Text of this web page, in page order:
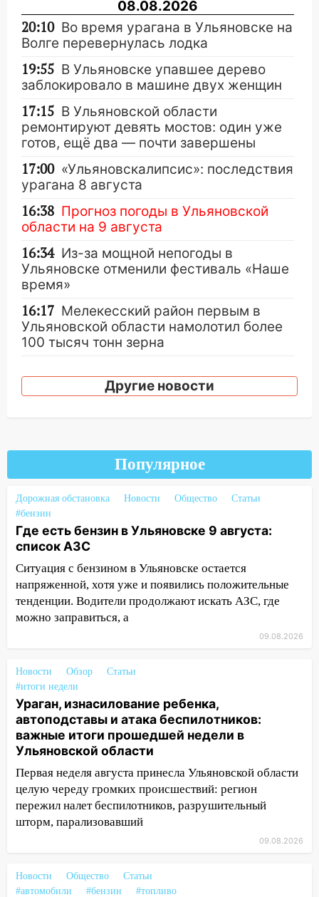
08.08.2026
20:10 Во время урагана в Ульяновске на
Волге перевернулась лодка
19:55 В Ульяновске упавшее дерево
заблокировало в машине двух женщин
17:15 В Ульяновской области
ремонтируют девять мостов: один уже
готов, ещё два — почти завершены
17:00 «Ульяновскалипсис»: последствия
урагана 8 августа
16:38 Прогноз погоды в Ульяновской
области на 9 августа
16:34 Из-за мощной непогоды в
Ульяновске отменили фестиваль «Наше
время»
16:17 Мелекесский район первым в
Ульяновской области намолотил более
100 тысяч тонн зерна
Ульяновской области подали более 10
тысяч заявлений
затопленные улицы
14:28 Ураган вырвал остановку на улице
Деева в Заволжье
14:26 Жители Ульяновска сами
пытаются расчистить ливнёвки, не
14:16 Шторм продолжает ломать город:
на улице Любови Шевцовой рухнул
светофор
Студента из Ульяновска обманули
14:12 Куда жаловаться ульяновцам на
упавшее дерево или затопленную улицу
после непогоды
13:59 В Новом городе ураганным
ветром сорвало опалубку со
строящегося дома
13:54
В мэрии Ульяновска рассказали,
как устраняют последствия мощного
шторма
Ульяновск: дерево рухнуло на дом на
Орджоникидзе
Другие новости
Популярное
Дорожная обстановка Новости Общество
Статьи
#бензин
Где есть бензин в Ульяновске 9 августа:
список АЗС
Ситуация с бензином в Ульяновске остается
напряженной, хотя уже и появились положительные
тенденции. Водители продолжают искать АЗС, где
можно заправиться, а
09.08.2026
Новости Обзор
Статьи
#итоги недели
Ураган, изнасилование ребенка,
автоподставы и атака беспилотников:
важные итоги прошедшей недели в
Ульяновской области
Первая неделя августа принесла Ульяновской области
целую череду громких происшествий: регион
пережил налет беспилотников, разрушительный
шторм, парализовавший
09.08.2026
Новости Общество
Статьи
#автомобили
#бензин #топливо